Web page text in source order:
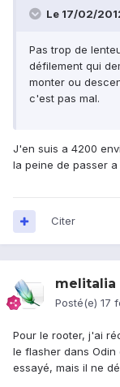
Le 17/02/
Pas trop de
défilement qui
monter ou
c'est pas mal.
J'en suis a 4200
la peine de passer a
Citer
melitalia
Posté(e) 17
Pour le rooter, j'ai
le flasher dans
essayé, mais il ne